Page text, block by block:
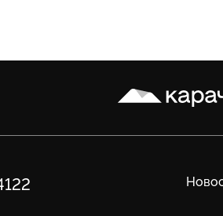
Карачун